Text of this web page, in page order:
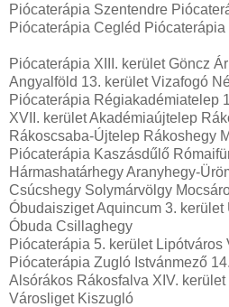
Piócaterápia Szentendre
Piócaterápia Cegléd Piócaterápia
Piócaterápia XIII. kerület Göncz
Angyalföld 13. kerület Vizafogó
Piócaterápia Régiakadémiatelep
XVII. kerület Akadémiaújtelep
Rákoscsaba-Újtelep Rákoshegy
Piócaterápia Kaszásdűlő
Hármashatárhegy Aranyhegy-
Csúcshegy Solymárvölgy
Óbudaisziget Aquincum 3.
Óbuda Csillaghegy
Piócaterápia 5. kerület Lipótváros
Piócaterápia Zugló Istvánmező
Alsórákos Rákosfalva XIV.
Városliget Kiszugló